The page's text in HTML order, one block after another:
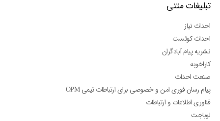
تبلیغات متنی
احداث نیاز
احداث کوئست
نشریه پیام آبادگران
کاراخوبه
صنعت احداث
پیام رسان فوری امن و خصوصی برای ارتباطات تیمی OPM
فناوری اطلاعات و ارتباطات
لوباجت